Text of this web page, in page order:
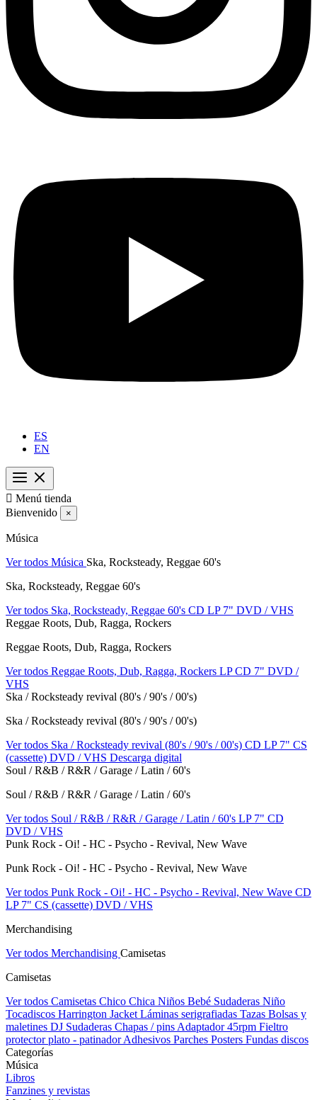
ES
EN
 Menú tienda
Bienvenido
×
Música
Ver todos Música Ska, Rocksteady, Reggae 60's
Ska, Rocksteady, Reggae 60's
Ver todos Ska, Rocksteady, Reggae 60's CD LP 7" DVD / VHS
Reggae Roots, Dub, Ragga, Rockers
Reggae Roots, Dub, Ragga, Rockers
Ver todos Reggae Roots, Dub, Ragga, Rockers LPCD 7" DVD /
VHS
Ska / Rocksteady revival (80's / 90's / 00's)
Ska / Rocksteady revival (80's / 90's / 00's)
Ver todos Ska / Rocksteady revival (80's / 90's / 00's) CD LP 7" CS
(cassette) DVD / VHS Descarga digital
Soul / R&B / R&R / Garage / Latin / 60's
Soul / R&B / R&R / Garage / Latin / 60's
Ver todos Soul / R&B / R&R / Garage / Latin / 60's LP 7" CD
DVD / VHS
Punk Rock - Oi! - HC - Psycho - Revival, New Wave
Punk Rock - Oi! - HC - Psycho - Revival, New Wave
Ver todos Punk Rock - Oi! - HC - Psycho - Revival, New Wave CD
LP 7" CS (cassette) DVD / VHS
Merchandising
Ver todos Merchandising Camisetas
Camisetas
Ver todos Camisetas Chico Chica Niños Bebé Sudaderas Niño
Tocadiscos Harrington Jacket Láminas serigrafiadas Tazas Bolsas y
maletines DJ Sudaderas Chapas / pins Adaptador 45rpm Fieltro
protector plato - patinadorAdhesivos Parches Posters Fundas discos
Categorías
Música
Libros
Fanzines y revistas